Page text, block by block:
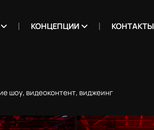
КОНЦЕПЦИИ КОНТАКТЫ
шоу, видеоконтент, виджеинг